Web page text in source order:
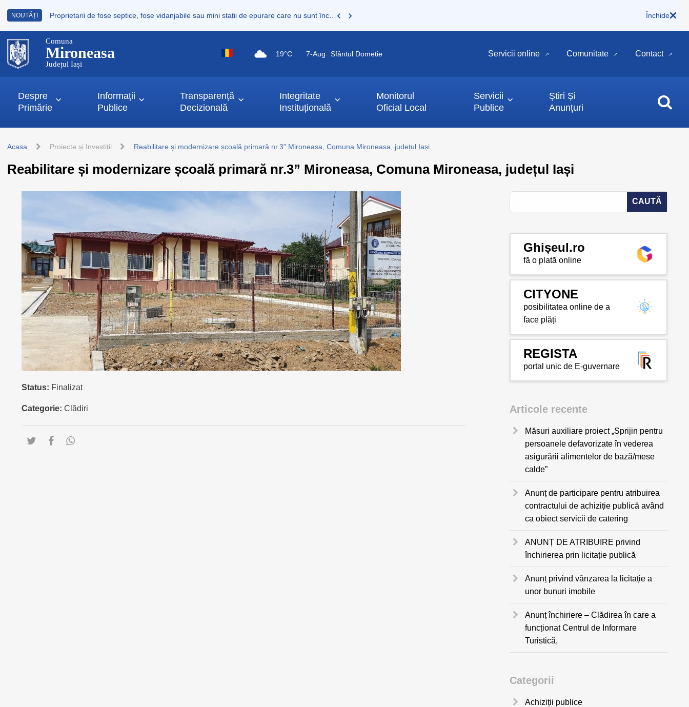
NOUTĂȚI Închide
Comuna
Mironeasa
Județul Iași
19°C 7-Aug Sfântul Dometie Servicii online Comunitate Contact
Despre
Primărie
Informații
Publice
Transparență
Decizională
Integritate
Instituțională
Monitorul
Oficial Local
Servicii
Publice
Știri Și
Anunțuri
Acasa Proiecte și Investiții Reabilitare și modernizare școală primară nr.3” Mironeasa, Comuna Mironeasa, județul Iași
Reabilitare și modernizare școală primară nr.3” Mironeasa, Comuna Mironeasa, județul Iași
Status: Finalizat
Categorie: Clădiri
Ghișeul.ro
fă o plată online
CITYONE
posibilitatea online de a
face plăți
REGISTA
portal unic de E-guvernare
Articole recente
Măsuri auxiliare proiect „Sprijin pentru
persoanele defavorizate în vederea
asigurării alimentelor de bază/mese
calde”
Anunț de participare pentru atribuirea
contractului de achiziție publică având
ca obiect servicii de catering
ANUNȚ DE ATRIBUIRE privind
închirierea prin licitație publică
Anunț privind vânzarea la licitație a
unor bunuri imobile
Anunț închiriere – Clădirea în care a
funcționat Centrul de Informare
Turistică,
Categorii
Achiziții publice